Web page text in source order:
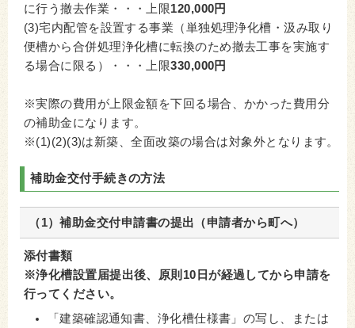
に行う撤去作業・・・上限120,000円
(3)宅内配管を設置する事業（単独処理浄化槽・汲み取り
便槽から合併処理浄化槽に転換のため撤去工事を実施す
る場合に限る）・・・上限330,000円
※実際の費用が上限金額を下回る場合、かかった費用分
の補助金になります。
※(1)(2)(3)は新築、全面改築の場合は対象外となります。
補助金交付手続きの方法
（1）補助金交付申請書の提出（申請者から町へ）
添付書類
※浄化槽設置届提出後、原則10日が経過してから申請を
行ってください。
「建築確認通知書、浄化槽仕様書」の写し、または